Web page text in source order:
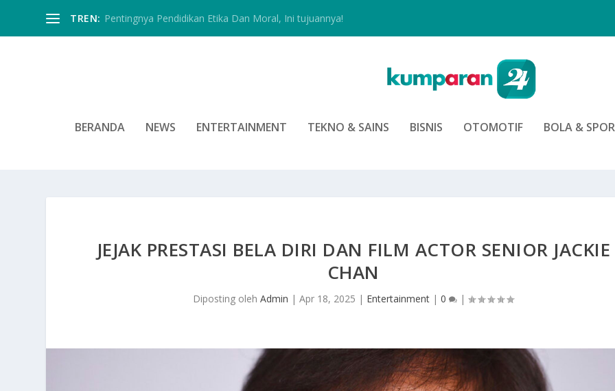
TREN: Pentingnya Pendidikan Etika Dan Moral, Ini tujuannya!
BERANDA NEWS ENTERTAINMENT TEKNO & SAINS BISNIS OTOMOTIF BOLA &
JEJAK PRESTASI BELA DIRI DAN FILM ACTOR SENIOR JACKIE
CHAN
Diposting olehAdmin |Apr 18, 2025 | Entertainment |0 |